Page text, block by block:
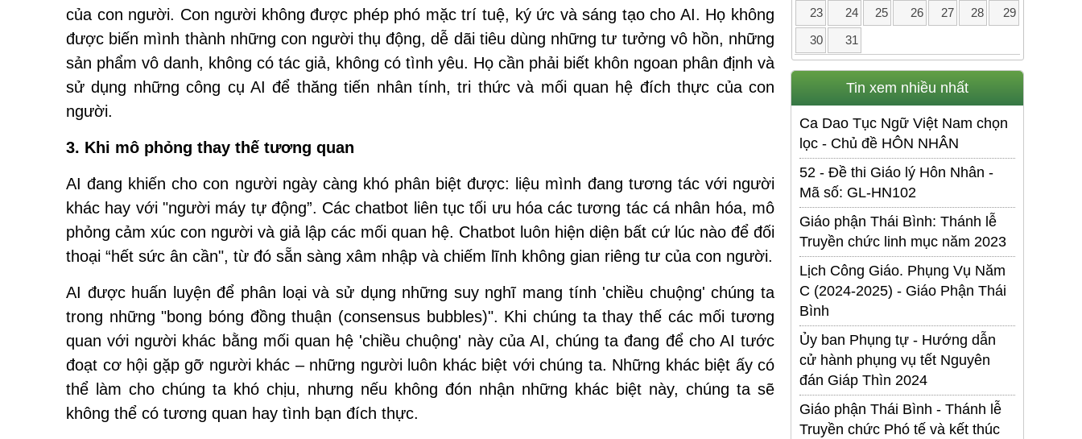
của con người. Con người không được phép phó mặc trí tuệ, ký ức và sáng tạo cho AI. Họ không
được biến mình thành những con người thụ động, dễ dãi tiêu dùng những tư tưởng vô hồn, những
sản phẩm vô danh, không có tác giả, không có tình yêu. Họ cần phải biết khôn ngoan phân định và
sử dụng những công cụ AI để thăng tiến nhân tính, tri thức và mối quan hệ đích thực của con
người.
3. Khi mô phỏng thay thế tương quan
AI đang khiến cho con người ngày càng khó phân biệt được: liệu mình đang tương tác với người
khác hay với "người máy tự động”. Các chatbot liên tục tối ưu hóa các tương tác cá nhân hóa, mô
phỏng cảm xúc con người và giả lập các mối quan hệ. Chatbot luôn hiện diện bất cứ lúc nào để đối
thoại “hết sức ân cần", từ đó sẵn sàng xâm nhập và chiếm lĩnh không gian riêng tư của con người.
AI được huấn luyện để phân loại và sử dụng những suy nghĩ mang tính 'chiều chuộng' chúng ta
trong những "bong bóng đồng thuận (consensus bubbles)". Khi chúng ta thay thế các mối tương
quan với người khác bằng mối quan hệ 'chiều chuộng' này của AI, chúng ta đang để cho AI tước
đoạt cơ hội gặp gỡ người khác – những người luôn khác biệt với chúng ta. Những khác biệt ấy có
thể làm cho chúng ta khó chịu, nhưng nếu không đón nhận những khác biệt này, chúng ta sẽ
không thể có tương quan hay tình bạn đích thực.
23
24 25 26 27 28
29
30
31
Tin xem nhiều nhất
Ca Dao Tục Ngữ Việt Nam chọn
lọc - Chủ đề HÔN NHÂN
52 - Đề thi Giáo lý Hôn Nhân -
Mã số: GL-HN102
Giáo phận Thái Bình: Thánh lễ
Truyền chức linh mục năm 2023
Lịch Công Giáo. Phụng Vụ Năm
C (2024-2025) - Giáo Phận Thái
Bình
Ủy ban Phụng tự - Hướng dẫn
cử hành phụng vụ tết Nguyên
đán Giáp Thìn 2024
Giáo phận Thái Bình - Thánh lễ
Truyền chức Phó tế và kết thúc